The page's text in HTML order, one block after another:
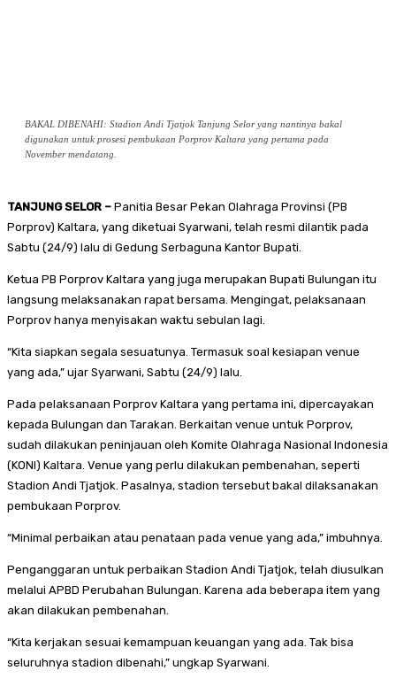
BAKAL DIBENAHI: Stadion Andi Tjatjok Tanjung Selor yang nantinya bakal
digunakan untuk prosesi pembukaan Porprov Kaltara yang pertama pada
November mendatang.
TANJUNG SELOR – Panitia Besar Pekan Olahraga Provinsi (PB
Porprov) Kaltara, yang diketuai Syarwani, telah resmi dilantik pada
Sabtu (24/9) lalu di Gedung Serbaguna Kantor Bupati.
Ketua PB Porprov Kaltara yang juga merupakan Bupati Bulungan itu
langsung melaksanakan rapat bersama. Mengingat, pelaksanaan
Porprov hanya menyisakan waktu sebulan lagi.
“Kita siapkan segala sesuatunya. Termasuk soal kesiapan venue
yang ada,” ujar Syarwani, Sabtu (24/9) lalu.
Pada pelaksanaan Porprov Kaltara yang pertama ini, dipercayakan
kepada Bulungan dan Tarakan. Berkaitan venue untuk Porprov,
sudah dilakukan peninjauan oleh Komite Olahraga Nasional Indonesia
(KONI) Kaltara. Venue yang perlu dilakukan pembenahan, seperti
Stadion Andi Tjatjok. Pasalnya, stadion tersebut bakal dilaksanakan
pembukaan Porprov.
“Minimal perbaikan atau penataan pada venue yang ada,” imbuhnya.
Penganggaran untuk perbaikan Stadion Andi Tjatjok, telah diusulkan
melalui APBD Perubahan Bulungan. Karena ada beberapa item yang
akan dilakukan pembenahan.
“Kita kerjakan sesuai kemampuan keuangan yang ada. Tak bisa
seluruhnya stadion dibenahi,” ungkap Syarwani.